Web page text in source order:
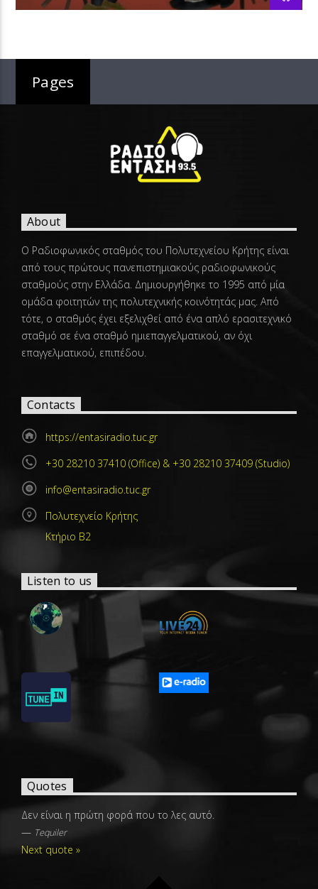
Pages
About
Ο Ραδιοφωνικός σταθμός του Πολυτεχνείου Κρήτης είναι
από τους πρώτους πανεπιστημιακούς ραδιοφωνικούς
σταθμούς στην Ελλάδα. Δημιουργήθηκε το 1995 από μία
ομάδα φοιτητών της πολυτεχνικής κοινότητάς μας. Από
τότε, ο σταθμός έχει εξελιχθεί από ένα απλό ερασιτεχνικό
σταθμό σε ένα σταθμό ημιεπαγγελματικού, αν όχι
επαγγελματικού, επιπέδου.
Contacts
https://entasiradio.tuc.gr
+30 28210 37410 (Office) & +30 28210 37409 (Studio)
info@entasiradio.tuc.gr
Πολυτεχνείο Κρήτης
Κτήριο Β2
Listen to us
Quotes
Δεν είναι η πρώτη φορά που το λες αυτό.
— Tequiler
Next quote »